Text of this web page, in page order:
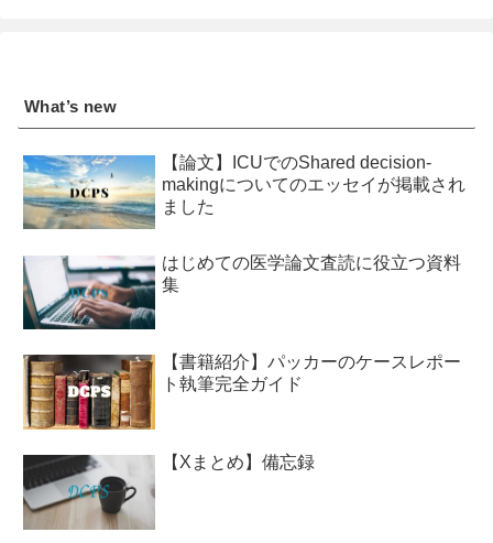
What’s new
【論文】ICUでのShared decision-
makingについてのエッセイが掲載され
ました
はじめての医学論文査読に役立つ資料
集
【書籍紹介】パッカーのケースレポー
ト執筆完全ガイド
【Xまとめ】備忘録